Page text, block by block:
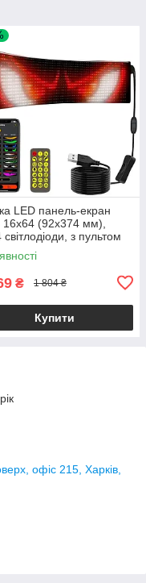
LED панель-екран
16x64 (92x374 мм),
світлодіоди, з пультом
₴ 1 804 ₴
Купити
офіс 215, Харків,